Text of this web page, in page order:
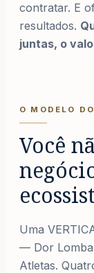
contratar. E
resultados.
juntas, o
O MODELO
Você
Uma
— Dor
Atletas.